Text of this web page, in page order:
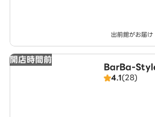
出前館がお届け
開店時間前
BarBa-
4.1(28)